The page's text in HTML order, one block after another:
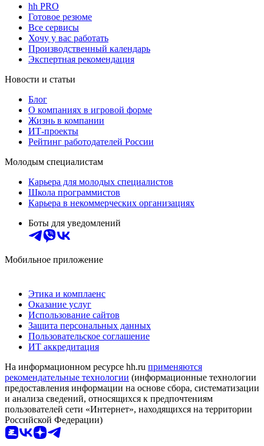
hh PRO
Готовое резюме
Все сервисы
Хочу у вас работать
Производственный календарь
Экспертная рекомендация
Новости и статьи
Блог
О компаниях в игровой форме
Жизнь в компании
ИТ-проекты
Рейтинг работодателей России
Молодым специалистам
Карьера для молодых специалистов
Школа программистов
Карьера в некоммерческих организациях
Боты для уведомлений
Мобильное приложение
Этика и комплаенс
Оказание услуг
Использование сайтов
Защита персональных данных
Пользовательское соглашение
ИТ аккредитация
На информационном ресурсе hh.ru применяются
рекомендательные технологии (информационные технологии
предоставления информации на основе сбора, систематизации
и анализа сведений, относящихся к предпочтениям
пользователей сети «Интернет», находящихся на территории
Российской Федерации)